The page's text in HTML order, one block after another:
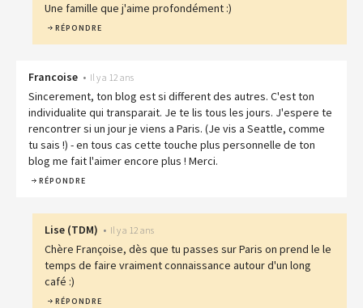
Une famille que j'aime profondément :)
RÉPONDRE
Francoise • Il y a 12 ans
Sincerement, ton blog est si different des autres. C'est ton
individualite qui transparait. Je te lis tous les jours. J'espere te
rencontrer si un jour je viens a Paris. (Je vis a Seattle, comme
tu sais !) - en tous cas cette touche plus personnelle de ton
blog me fait l'aimer encore plus ! Merci.
RÉPONDRE
Lise (TDM) • Il y a 12 ans
Chère Françoise, dès que tu passes sur Paris on prend le le
temps de faire vraiment connaissance autour d'un long
café :)
RÉPONDRE